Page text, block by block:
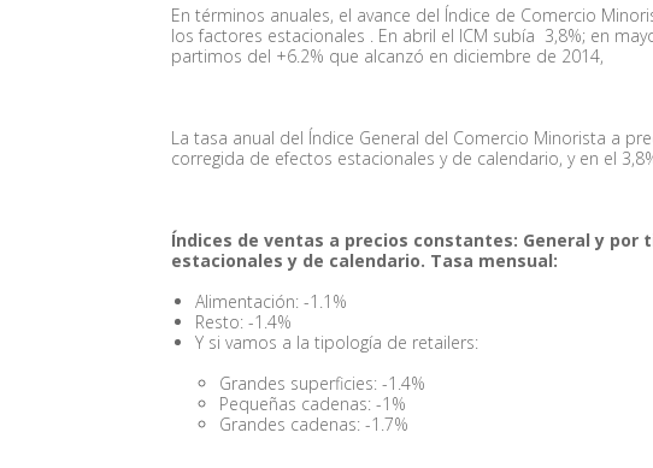
En términos anuales, el avance del Índice de Comercio
los factores estacionales . En abril el ICM subía 3,8%; en
partimos del +6.2% que alcanzó en diciembre de 2014,
La tasa anual del Índice General del Comercio Minorista a
corregida de efectos estacionales y de calendario, y en el
Índices de ventas a precios constantes: General y
estacionales y de calendario. Tasa mensual:
Alimentación: -1.1%
Resto: -1.4%
Y si vamos a la tipología de retailers:
Grandes superficies: -1.4%
Pequeñas cadenas: -1%
Grandes cadenas: -1.7%